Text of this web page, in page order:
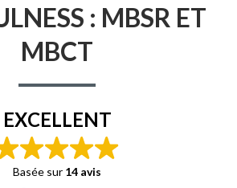
: MBSR ET
MBCT
EXCELLENT
Basée sur 14 avis